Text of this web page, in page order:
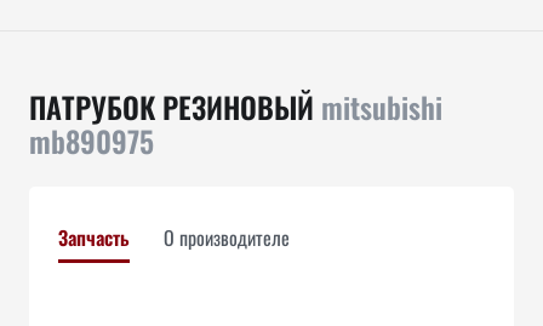
ПАТРУБОК РЕЗИНОВЫЙ mitsubishi
mb890975
Запчасть О производителе